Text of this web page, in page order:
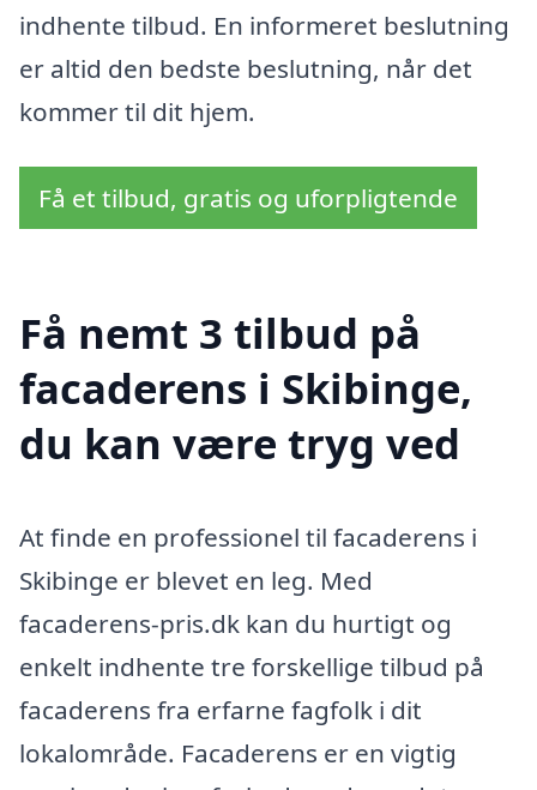
indhente tilbud. En informeret beslutning
er altid den bedste beslutning, når det
kommer til dit hjem.
Få et tilbud, gratis og uforpligtende
Få nemt 3 tilbud på
facaderens i Skibinge,
du kan være tryg ved
At finde en professionel til facaderens i
Skibinge er blevet en leg. Med
facaderens-pris.dk kan du hurtigt og
enkelt indhente tre forskellige tilbud på
facaderens fra erfarne fagfolk i dit
lokalområde. Facaderens er en vigtig